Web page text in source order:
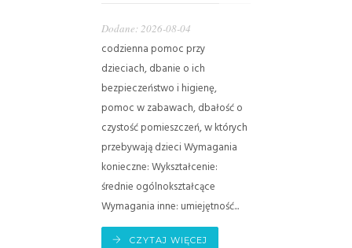
Dodane: 2026-08-04
codzienna pomoc przy
dzieciach, dbanie o ich
bezpieczeństwo i higienę,
pomoc w zabawach, dbałość o
czystość pomieszczeń, w których
przebywają dzieci Wymagania
konieczne: Wykształcenie:
średnie ogólnokształcące
Wymagania inne: umiejętność...
CZYTAJ WIĘCEJ